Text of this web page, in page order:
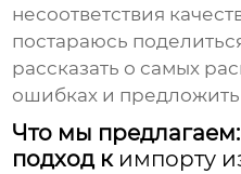
несоответствия
постараюсь
рассказать о самых
ошибках и
Что мы
подход к импорту